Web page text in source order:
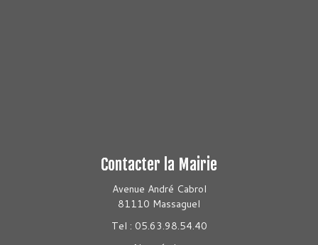
Contacter la Mairie
Avenue André Cabrol
81110 Massaguel
Tel : 05.63.98.54.40